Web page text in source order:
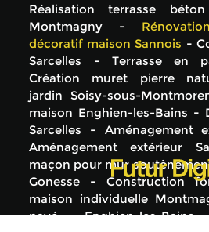
Réalisation terrasse
Montmagny
décoratif maison Sannois
Sarcelles
Terrasse en
Création muret pierre
jardin Soisy-sous-
maison Enghien-les-Bains
Sarcelles
Aménagement
Aménagement extérieur
maçon pour mur
Gonesse
Construction
maison individuelle
pavé Enghien-les-Bains